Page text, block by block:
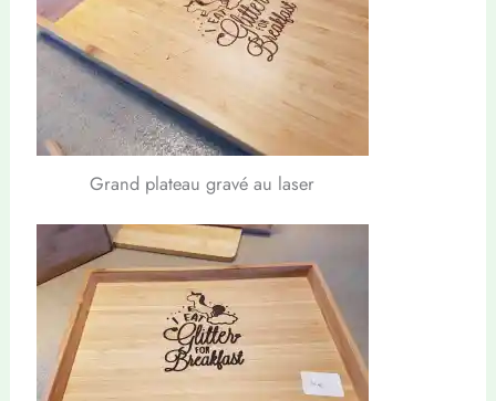
Grand plateau gravé au laser